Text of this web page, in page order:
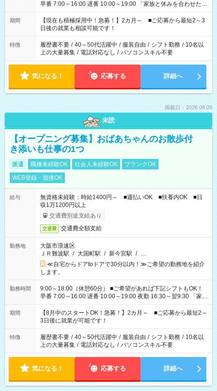
早番 7:00～16:00 遅番 10:00～19:00 「家族と休みを合わせた
い」 「余裕を持って夕飯の準備がしたい」 「できれば残業はし
たくない」 など、ご希望を教えてくださいね。 ※Wワーク希望
の方へ 今ご覧のお仕事で希望する勤務時間と、もう1つのお仕事
の勤務時間。 合計で週40時間を超える場合は応募できません。
期間
【現在も積極採用中！急募！】2カ月～ ■ご応募から最短2～3
日後の就業も相談可能です！
特徴 履歴書不要 / 40～50代活躍中 / 服装自由 / シフト勤務 / 10名以
上の大量募集 / 電話対応なし / パソコンスキル不要
気になる！ 応募する 詳細へ
掲載日：2026.08.09
未読
【オープニング募集】おばあちゃんのお散歩付
き添いも仕事の1つ
派遣 職種未経験OK 社会人未経験OK
ブランクOK
WEB登録・面接OK
給与
無資格未経験：時給1400円～ ■週払いOK ■扶養内OK ■日
収1万1200円以上
交通費別途支給あり
交通費 交通費全額支給
勤務地
大阪市浪速区
ＪＲ難波駅 / 大国町駅 / 新今宮駅 / …
≪自宅からドアtoドアで30分以内！≫ご希望の勤務地を紹介
します。
勤務時間
9:00～18:00（休憩60分） ■ご希望があれば下記シフトもOK！
早番 7:00～16:00 遅番 10:00～19:00 夜勤 16:30～翌9:30 「家族
と休みを合わせたい」 「余裕を持って夕飯の準備がしたい」
「できれば残業はしたくない」 など、ご希望を教えてください
ね。 ※Wワーク希望の方へ 今ご覧のお仕事で希望する勤務時間
と、もう1つのお仕事の勤務時間。 合計で週40時間を超える場
合は応募できません。
期間
【8月中のスタートOK！急募！】2カ月～ ■ご応募から最短2～
3日後に就業が可能です！
特徴 履歴書不要 / 40～50代活躍中 / 服装自由 / シフト勤務 / 10名以
上の大量募集 / 電話対応なし / パソコンスキル不要
気になる！ 応募する 詳細へ